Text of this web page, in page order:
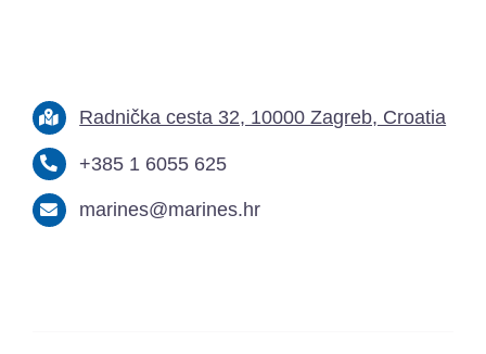
Radnička cesta 32, 10000 Zagreb, Croatia
+385 1 6055 625
marines@marines.hr